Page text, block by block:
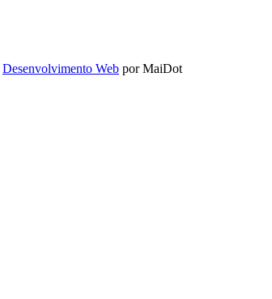
Desenvolvimento Web por MaiDot